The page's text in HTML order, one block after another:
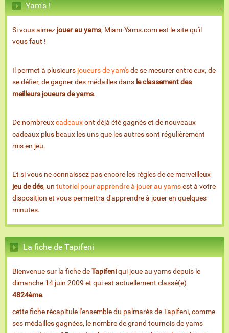
Yam's !
Si vous aimez jouer au yams, Miam-Yams.com est le site qu'il
vous faut !
Il permet à plusieurs joueurs de yam'sde se mesurer entre eux, de
se défier, de gagner des médailles dans le classement des
meilleurs joueurs de yams.
De nombreuxcadeauxont déjà été gagnés et de nouveaux
cadeaux plus beaux les uns que les autres sont régulièrement
mis en jeu.
Et si vous ne connaissez pas encore les règles de ce merveilleux
jeu de dés, un tutoriel pour apprendre à jouer au yamsest à votre
disposition et vous permettra d'apprendre à jouer en quelques
minutes.
La fiche de Tapifeni
Bienvenue sur la fiche deTapifeniqui joue au yams depuis le
dimanche 14 juin 2009 et qui est actuellement classé(e)
4824ème.
cette fiche récapitule l'ensemble du palmarès de Tapifeni, comme
ses médailles gagnées, le nombre de grand tournois de yams